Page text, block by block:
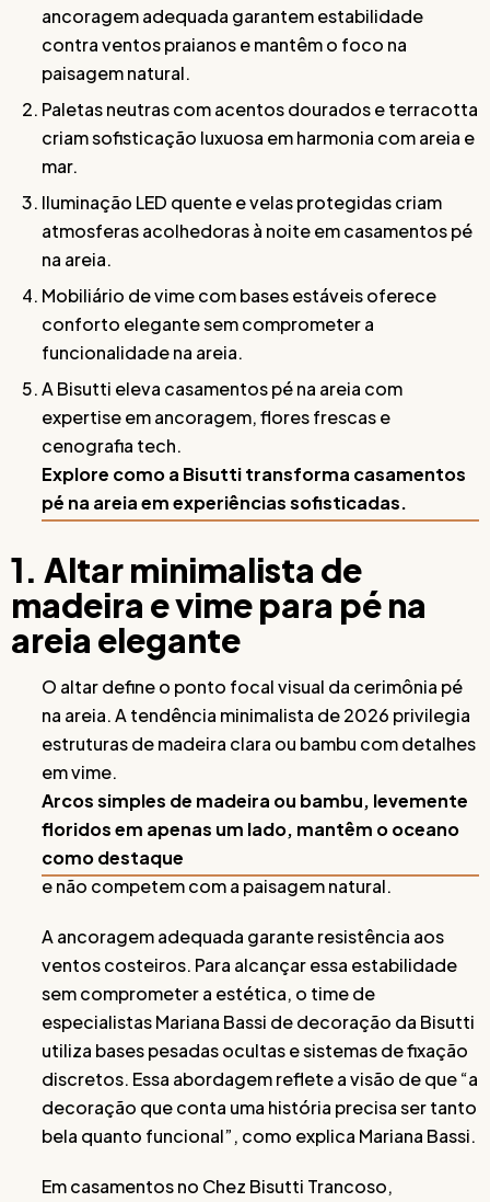
ancoragem adequada garantem estabilidade
contra ventos praianos e mantêm o foco na
paisagem natural.
Paletas neutras com acentos dourados e terracotta
criam sofisticação luxuosa em harmonia com areia e
mar.
Iluminação LED quente e velas protegidas criam
atmosferas acolhedoras à noite em casamentos pé
na areia.
Mobiliário de vime com bases estáveis oferece
conforto elegante sem comprometer a
funcionalidade na areia.
A Bisutti eleva casamentos pé na areia com
expertise em ancoragem, flores frescas e
cenografia tech.
Explore como a Bisutti transforma casamentos
pé na areia em experiências sofisticadas.
1. Altar minimalista de
madeira e vime para pé na
areia elegante
O altar define o ponto focal visual da cerimônia pé
na areia. A tendência minimalista de 2026 privilegia
estruturas de madeira clara ou bambu com detalhes
em vime.
Arcos simples de madeira ou bambu, levemente
floridos em apenas um lado, mantêm o oceano
como destaque
e não competem com a paisagem natural.
A ancoragem adequada garante resistência aos
ventos costeiros. Para alcançar essa estabilidade
sem comprometer a estética, o time de
especialistas Mariana Bassi de decoração da Bisutti
utiliza bases pesadas ocultas e sistemas de fixação
discretos. Essa abordagem reflete a visão de que “a
decoração que conta uma história precisa ser tanto
bela quanto funcional”, como explica Mariana Bassi.
Em casamentos no Chez Bisutti Trancoso,